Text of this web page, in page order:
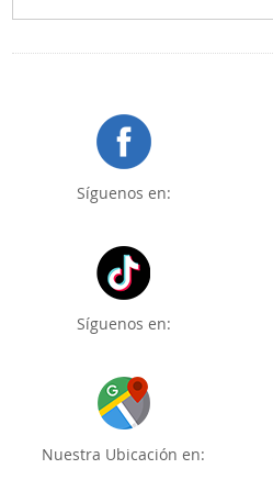
Síguenos en:
Síguenos en:
Nuestra Ubicación en: